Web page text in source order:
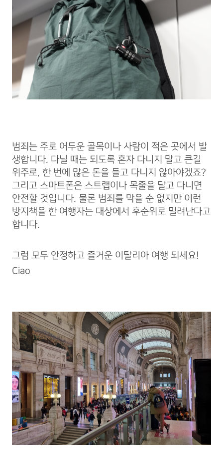
범죄는 주로 어두운 골목이나 사람이 적은 곳에서 발
생합니다. 다닐 때는 되도록 혼자 다니지 말고 큰길
위주로, 한 번에 많은 돈을 들고 다니지 않아야겠죠?
그리고 스마트폰은 스트랩이나 목줄을 달고 다니면
안전할 것입니다. 물론 범죄를 막을 순 없지만 이런
방지책을 한 여행자는 대상에서 후순위로 밀려난다고
합니다.
그럼 모두 안정하고 즐거운 이탈리아 여행 되세요!
Ciao